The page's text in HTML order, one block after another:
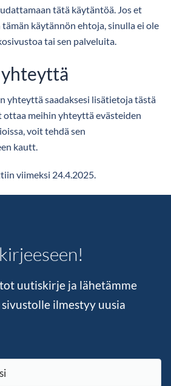
tätä käytäntöä. Jos et
käytännön ehtoja, sinulla ei ole
tai sen palveluita.
yhteyttä saadaksesi lisätietoja tästä
ottaa meihin yhteyttä evästeiden
voit tehdä sen
kautt.
viimeksi 24.4.2025.
uutiskirje ja lähetämme
ilmestyy uusia